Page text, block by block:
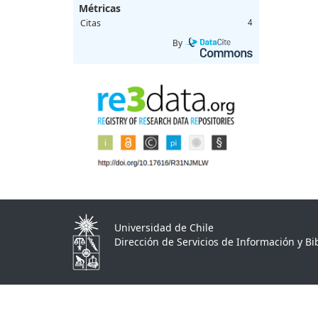
Métricas
Citas 4
By
Universidad de Chile
Dirección de Servicios de Información y